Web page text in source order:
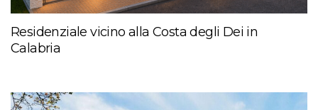
Residenziale vicino alla Costa degli Dei in
Calabria